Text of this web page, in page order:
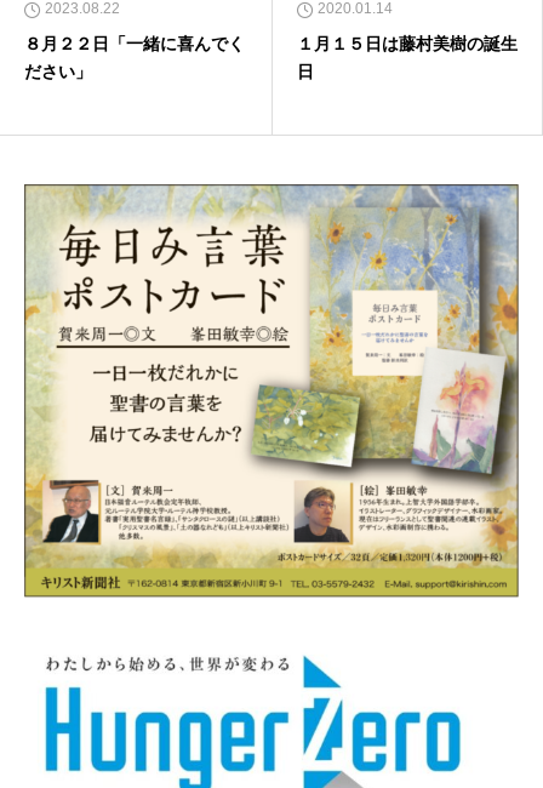
2023.08.22
８月２２日「一緒に喜んでく
ださい」
2020.01.14
１月１５日は藤村美樹の誕生
日